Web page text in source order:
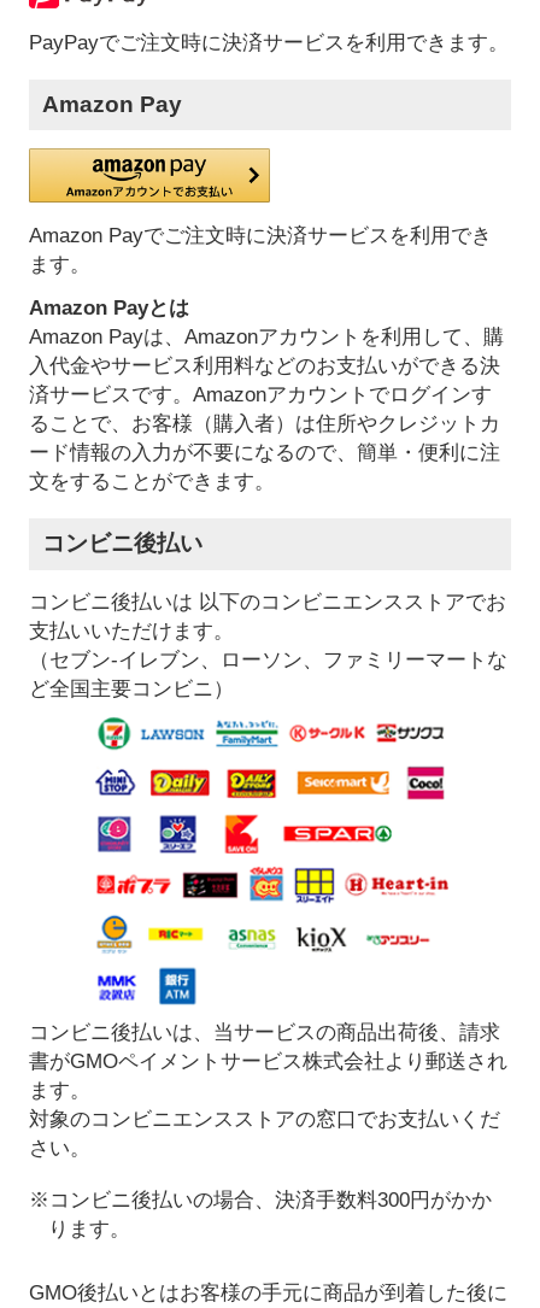
PayPayでご注文時に決済サービスを利用できます。
Amazon Pay
Amazon Payでご注文時に決済サービスを利用でき
ます。
Amazon Payとは
Amazon Payは、Amazonアカウントを利用して、購
入代金やサービス利用料などのお支払いができる決
済サービスです。Amazonアカウントでログインす
ることで、お客様（購入者）は住所やクレジットカ
ード情報の入力が不要になるので、簡単・便利に注
文をすることができます。
コンビニ後払い
コンビニ後払いは 以下のコンビニエンスストアでお
支払いいただけます。
（セブン-イレブン、ローソン、ファミリーマートな
ど全国主要コンビニ）
コンビニ後払いは、当サービスの商品出荷後、請求
書がGMOペイメントサービス株式会社より郵送され
ます。
対象のコンビニエンスストアの窓口でお支払いくだ
さい。
※コンビニ後払いの場合、決済手数料300円がかか
ります。
GMO後払いとはお客様の手元に商品が到着した後に